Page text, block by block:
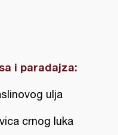
i paradajza:
ulja
crnog luka